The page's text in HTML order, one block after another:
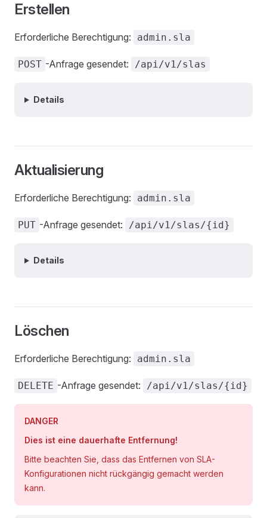
Erstellen
Erforderliche Berechtigung: admin.sla
POST -Anfrage gesendet: /api/v1/slas
Details
Aktualisierung
Erforderliche Berechtigung: admin.sla
PUT -Anfrage gesendet: /api/v1/slas/{id}
Details
Löschen
Erforderliche Berechtigung: admin.sla
DELETE -Anfrage gesendet: /api/v1/slas/{id}
DANGER
Dies ist eine dauerhafte Entfernung!
Bitte beachten Sie, dass das Entfernen von SLA-
Konfigurationen nicht rückgängig gemacht werden
kann.